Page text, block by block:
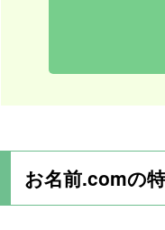
お名前.comの